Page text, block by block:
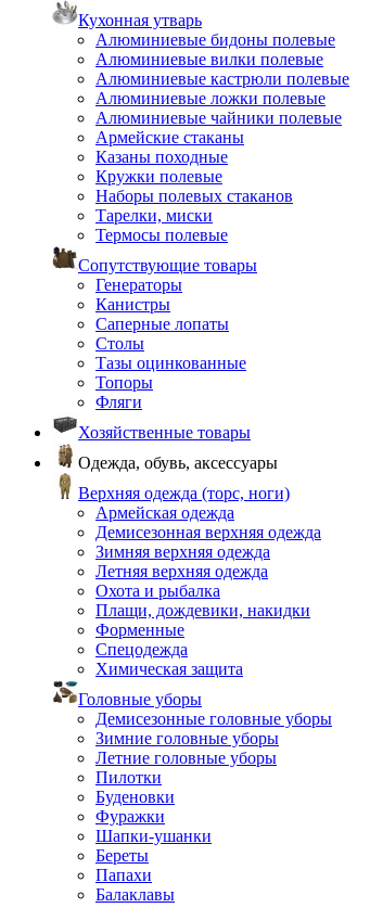
Кухонная утварь
Алюминиевые бидоны полевые
Алюминиевые вилки полевые
Алюминиевые кастрюли полевые
Алюминиевые ложки полевые
Алюминиевые чайники полевые
Армейские стаканы
Казаны походные
Кружки полевые
Наборы полевых стаканов
Тарелки, миски
Термосы полевые
Сопутствующие товары
Генераторы
Канистры
Саперные лопаты
Столы
Тазы оцинкованные
Топоры
Фляги
Хозяйственные товары
Одежда, обувь, аксессуары
Верхняя одежда (торс, ноги)
Армейская одежда
Демисезонная верхняя одежда
Зимняя верхняя одежда
Летняя верхняя одежда
Охота и рыбалка
Плащи, дождевики, накидки
Форменные
Спецодежда
Химическая защита
Головные уборы
Демисезонные головные уборы
Зимние головные уборы
Летние головные уборы
Пилотки
Буденовки
Фуражки
Шапки-ушанки
Береты
Папахи
Балаклавы